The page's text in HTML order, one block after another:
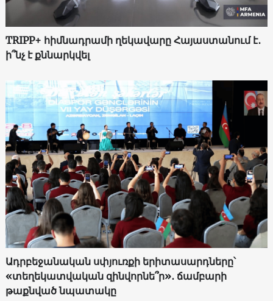
TRIPP+ հիմնադրամի ղեկավարը Հայաստանում է․
ի՞նչ է քննարկվել
Ադրբեջանական սփյուռքի երիտասարդները՝
«տեղեկատվական զինվորնե՞ր»․ ճամբարի
թաքնված նպատակը